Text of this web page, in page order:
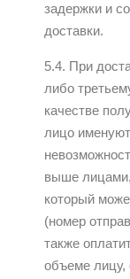
задержки и
доставки.
5.4. При
либо
качестве
лицо
выше
который
(номер
также
объеме лицу,